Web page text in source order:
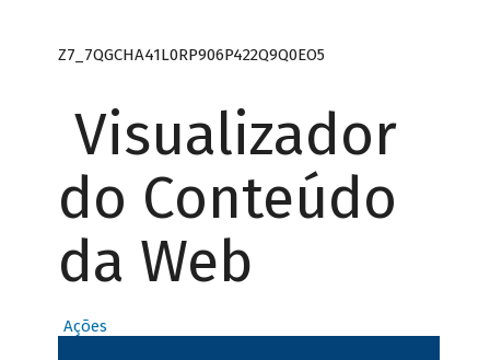
Z7_7QGCHA41L0RP906P422Q9Q0EO5
Visualizador
do Conteúdo
da Web
Ações